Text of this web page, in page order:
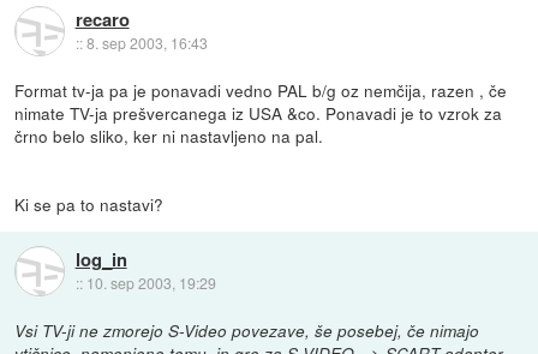
recaro
::8. sep 2003, 16:43
Format tv-ja pa je ponavadi vedno PAL b/g oz nemčija, razen , če
nimate TV-ja prešvercanega iz USA &co. Ponavadi je to vzrok za
črno belo sliko, ker ni nastavljeno na pal.
Ki se pa to nastavi?
log_in
:: 10. sep 2003, 19:29
Vsi TV-ji ne zmorejo S-Video povezave, še posebej, če nimajo